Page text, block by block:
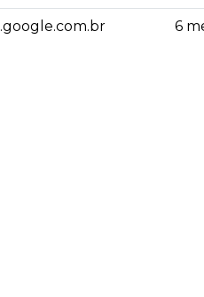
.google.com.br 6